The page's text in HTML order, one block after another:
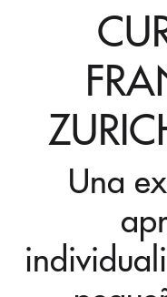
Una